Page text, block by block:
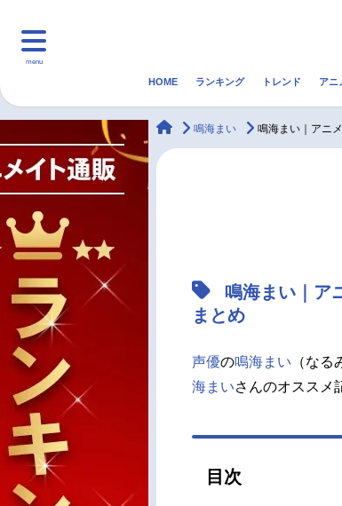
menu
マンガ・ラノベ
声優記
HOME ランキング トレンド アニ
animateTimes
鳴海まい 鳴海まい｜アニ
鳴海まい｜ア
まとめ
声優の鳴海まい （な
海まいさんのオススメ
目次